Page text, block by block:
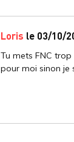
Loris le 03/10/
Tu mets FNC
pour moi sinon je